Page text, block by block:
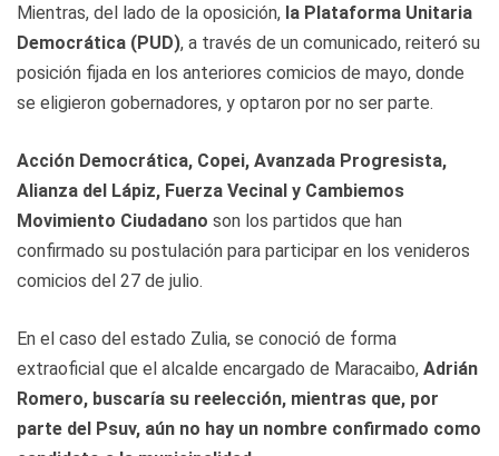
Mientras, del lado de la oposición, la Plataforma Unitaria
Democrática (PUD), a través de un comunicado, reiteró su
posición fijada en los anteriores comicios de mayo, donde
se eligieron gobernadores, y optaron por no ser parte.
Acción Democrática, Copei, Avanzada Progresista,
Alianza del Lápiz, Fuerza Vecinal y Cambiemos
Movimiento Ciudadano son los partidos que han
confirmado su postulación para participar en los venideros
comicios del 27 de julio.
En el caso del estado Zulia, se conoció de forma
extraoficial que el alcalde encargado de Maracaibo, Adrián
Romero, buscaría su reelección, mientras que, por
parte del Psuv, aún no hay un nombre confirmado como